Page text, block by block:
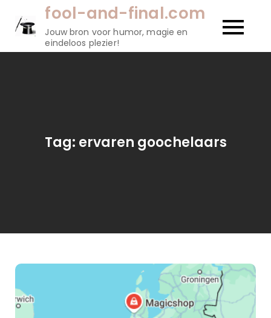
fool-and-final.com
Jouw bron voor humor, magie en
eindeloos plezier!
Tag: ervaren goochelaars